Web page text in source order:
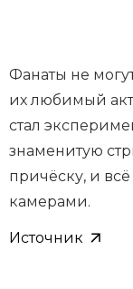
Фанаты не
их любимый
стал
знаменитую
причёску, и
камерами.
Источник